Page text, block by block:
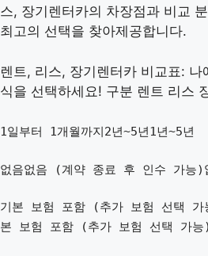
스, 장기렌터카의 차장점과 비교
최고의 선택을 찾아제공합니다.
렌트, 리스, 장기렌터카 비교표:
식을 선택하세요! 구분 렌트 리스
1일부터 1개월까지2년~5년1년~5년
없음없음 (계약 종료 후 인수 가능)
기본 보험 포함 (추가 보험 선택 가
본 보험 포함 (추가 보험 선택 가능)